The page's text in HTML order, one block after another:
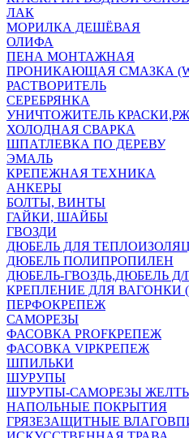
ЛАК
МОРИЛКА ДЕШЁВАЯ
ОЛИФА
ПЕНА МОНТАЖНАЯ
ПРОНИКАЮЩАЯ СМАЗКА
РАСТВОРИТЕЛЬ
СЕРЕБРЯНКА
УНИЧТОЖИТЕЛЬ
ХОЛОДНАЯ СВАРКА
ШПАТЛЕВКА ПО ДЕРЕВУ
ЭМАЛЬ
КРЕПЕЖНАЯ ТЕХНИКА
АНКЕРЫ
БОЛТЫ, ВИНТЫ
ГАЙКИ, ШАЙБЫ
ГВОЗДИ
ДЮБЕЛЬ ДЛЯ
ДЮБЕЛЬ ПОЛИПРОПИЛЕН
ДЮБЕЛЬ-ГВОЗДЬ,ДЮБЕЛЬ Д/
КРЕПЛЕНИЕ ДЛЯ ВАГОНКИ
ПЕРФОКРЕПЕЖ
САМОРЕЗЫ
ФАСОВКА PROFКРЕПЕЖ
ФАСОВКА VIPКРЕПЕЖ
ШПИЛЬКИ
ШУРУПЫ
ШУРУПЫ-САМОРЕЗЫ
НАПОЛЬНЫЕ ПОКРЫТИЯ
ГРЯЗЕЗАЩИТНЫЕ